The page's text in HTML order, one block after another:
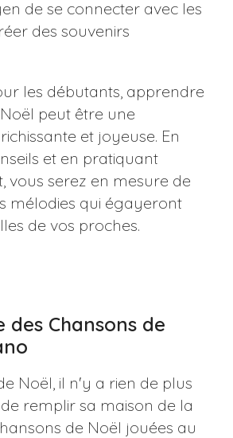
de se connecter avec les
des souvenirs
les débutants, apprendre
peut être une
et joyeuse. En
et en pratiquant
vous serez en mesure de
mélodies qui égayeront
de vos proches.
des Chansons de
Noël, il n'y a rien de plus
remplir sa maison de la
de Noël jouées au